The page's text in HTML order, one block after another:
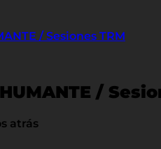
/ Sesiones TRM
/
atrás